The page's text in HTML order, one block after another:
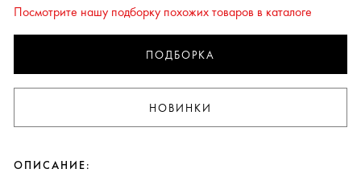
Посмотрите нашу подборку похожих товаров в каталоге
ПОДБОРКА
НОВИНКИ
ОПИСАНИЕ: